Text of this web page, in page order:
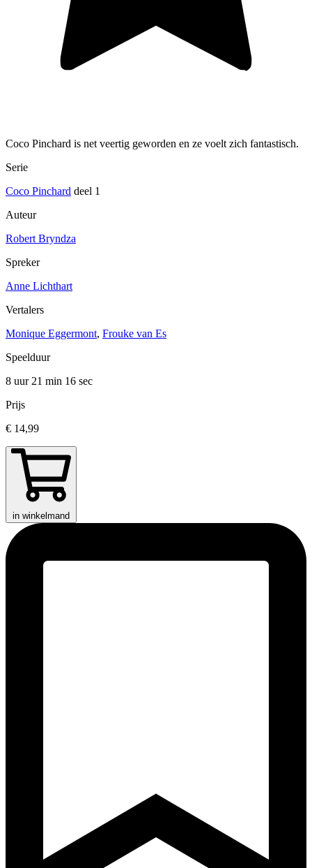
Coco Pinchard is net veertig geworden en ze voelt zich fantastisch.
Serie
Coco Pinchard deel 1
Auteur
Robert Bryndza
Spreker
Anne Lichthart
Vertalers
Monique Eggermont, Frouke van Es
Speelduur
8 uur 21 min 16 sec
Prijs
€ 14,99
in winkelmand